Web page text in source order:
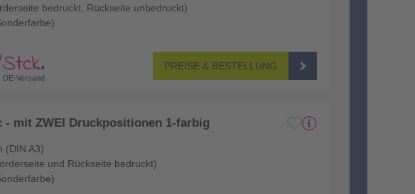
bedruckt, Rückseite unbedruckt)
DE-Versand
PREISE & BESTELLUNG
- mit ZWEI Druckpositionen 1-farbig
(DIN A3)
und Rückseite bedruckt)